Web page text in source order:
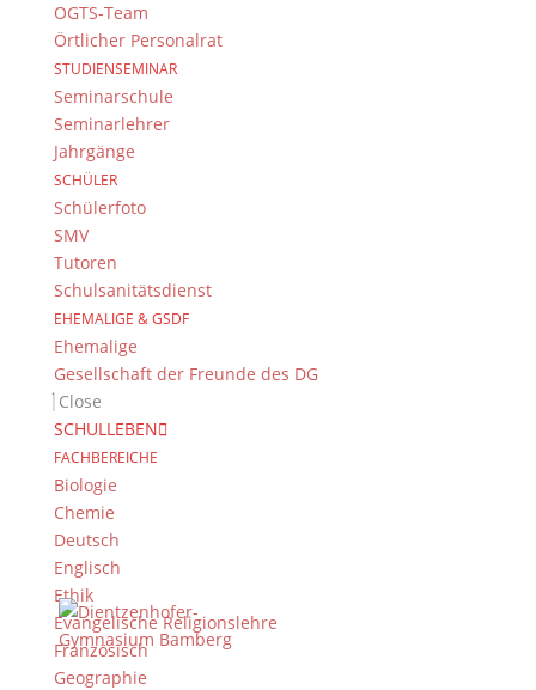
OGTS-Team
Örtlicher Personalrat
STUDIENSEMINAR
Seminarschule
Seminarlehrer
Jahrgänge
SCHÜLER
Schülerfoto
SMV
Tutoren
Schulsanitätsdienst
EHEMALIGE & GSDF
Ehemalige
Gesellschaft der Freunde des DG
Close
SCHULLEBEN
FACHBEREICHE
Biologie
Chemie
Deutsch
Englisch
Ethik
Evangelische Religionslehre
Französisch
Geographie
Und getreu dem Motto
wir uns dann auch gleich noch an die englischen
Personalpronomen, die
herangewagt.